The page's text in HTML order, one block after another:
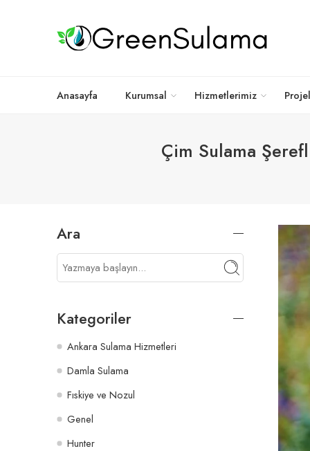
Anasayfa Kurumsal Hizmetlerimiz
Çim Sulama
Ara
Kategoriler
Ankara Sulama Hizmetleri
Damla Sulama
Fıskiye ve Nozul
Genel
Hunter